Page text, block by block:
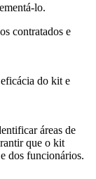
lo.
contratados e
do kit e
áreas de
que o kit
dos funcionários.